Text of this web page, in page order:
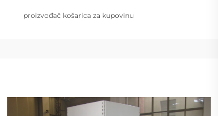
proizvođač košarica za kupovinu